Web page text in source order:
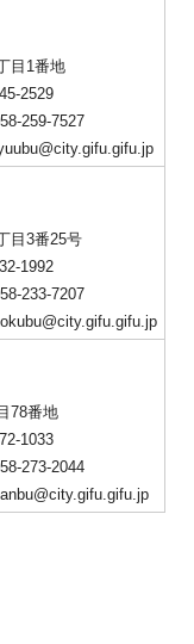
目1番地
2529
259-7527
目3番25号
1992
233-7207
78番地
1033
273-2044